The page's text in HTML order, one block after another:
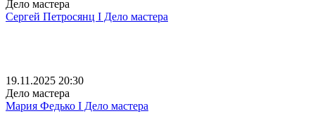
Дело мастера
Сергей Петросянц I Дело мастера
19.11.2025 20:30
Дело мастера
Мария Федько I Дело мастера